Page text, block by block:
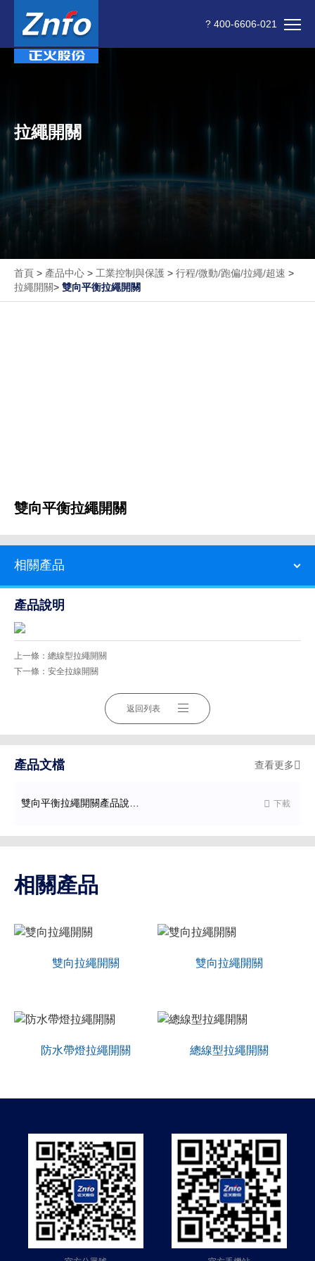
? 400-6606-021
拉繩開關
首頁 > 產品中心 > 工業控制與保護 > 行程/微動/跑偏/拉繩/超速 >
拉繩開關> 雙向平衡拉繩開關
雙向平衡拉繩開關
相關產品
產品說明
上一條： 總線型拉繩開關
下一條： 安全拉線開關
返回列表
產品文檔 查看更多
 下載
相關產品
雙向拉繩開關 雙向拉繩開關
防水帶燈拉繩開關 總線型拉繩開關